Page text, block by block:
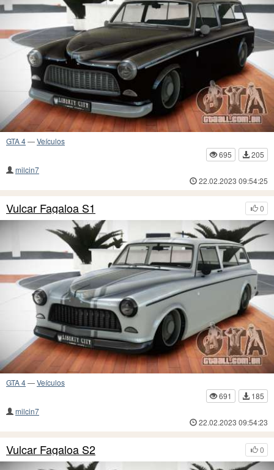
GTA 4—Veículos
695
205
milcin7
22.02.2023 09:54:25
0
Vulcar Fagaloa S1
GTA 4—Veículos
691
185
milcin7
22.02.2023 09:54:23
0
Vulcar Fagaloa S2